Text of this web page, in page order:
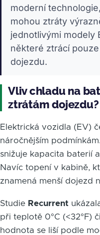
moderní
mohou ztráty
jednotlivými modely
některé ztrácí pouze
dojezdu.
Vliv chladu na
ztrátám dojezdu?
Elektrická vozidla (EV)
náročnějším
snižuje kapacita baterií
Navíc topení v kabině,
znamená menší dojezd
Studie Recurrent
při teplotě 0°C (<32°F)
hodnota se liší podle